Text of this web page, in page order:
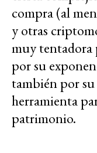
compra (al
y otras
muy tentadora
por su
también por
herramienta
patrimonio.